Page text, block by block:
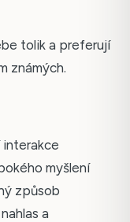
tolik a preferují
známých.
interakce
myšlení
způsob
a